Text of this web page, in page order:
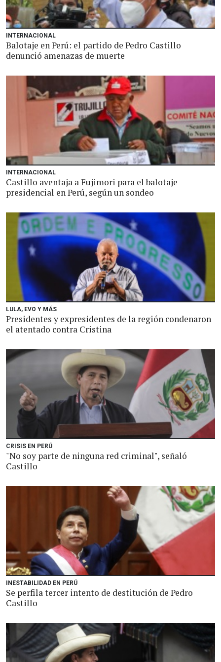
INTERNACIONAL
Balotaje en Perú: el partido de Pedro Castillo
denunció amenazas de muerte
INTERNACIONAL
Castillo aventaja a Fujimori para el balotaje
presidencial en Perú, según un sondeo
LULA, EVO Y MÁS
Presidentes y expresidentes de la región condenaron
el atentado contra Cristina
CRISIS EN PERÚ
"No soy parte de ninguna red criminal", señaló
Castillo
INESTABILIDAD EN PERÚ
Se perfila tercer intento de destitución de Pedro
Castillo